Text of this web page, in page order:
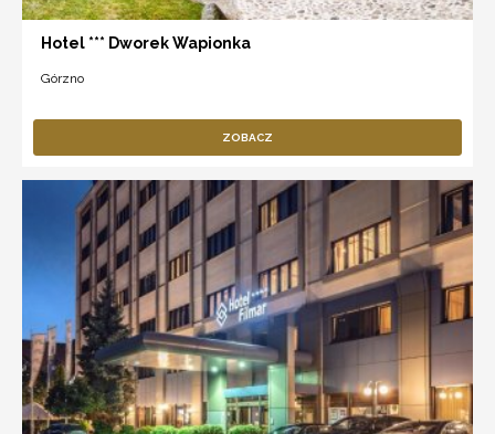
Hotel *** Dworek Wapionka
Górzno
ZOBACZ